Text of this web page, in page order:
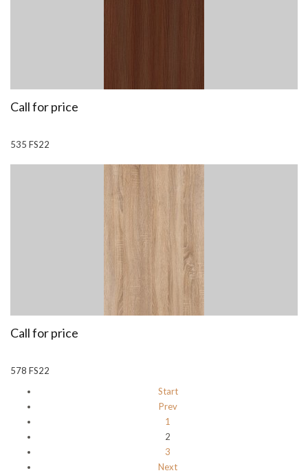
Call for price
535 FS22
Call for price
578 FS22
Start
Prev
1
2
3
Next